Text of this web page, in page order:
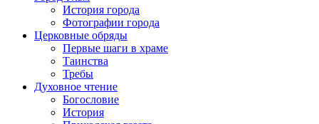
История города
Фотографии города
Церковные обряды
Первые шаги в храме
Таинства
Требы
Духовное чтение
Богословие
История